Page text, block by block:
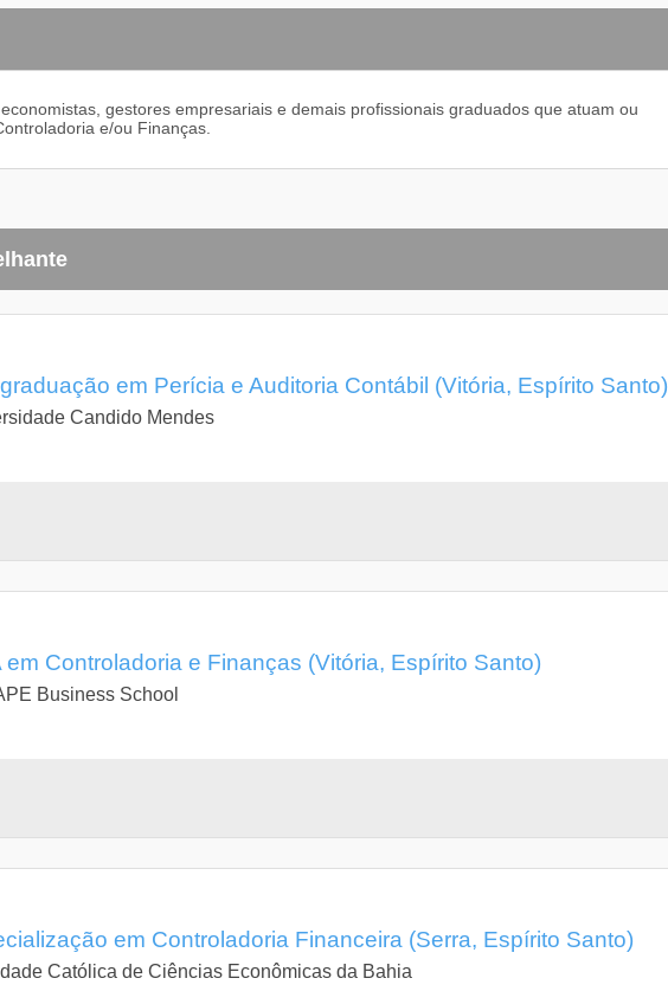
gestores empresariais e demais profissionais graduados que atuam ou
e/ou Finanças.
em Perícia e Auditoria Contábil (Vitória, Espírito Santo)
Candido Mendes
em Controladoria e Finanças (Vitória, Espírito Santo)
Business School
em Controladoria Financeira (Serra, Espírito Santo)
Católica de Ciências Econômicas da Bahia